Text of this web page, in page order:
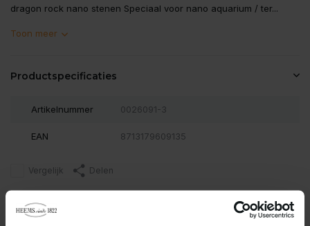
dragon rock nano stenen Speciaal voor nano aquarium / ter...
Toon meer
Productspecificaties
Artikelnummer 0026091-3
EAN 8713179609135
Vergelijk Delen